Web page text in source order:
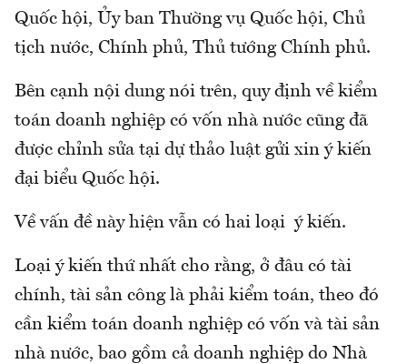
Quốc hội, Ủy ban Thường vụ Quốc hội, Chủ
tịch nước, Chính phủ, Thủ tướng Chính phủ.
Bên cạnh nội dung nói trên, quy định về kiểm
toán doanh nghiệp có vốn nhà nước cũng đã
được chỉnh sửa tại dự thảo luật gửi xin ý kiến
đại biểu Quốc hội.
Về vấn đề này hiện vẫn có hai loại ý kiến.
Loại ý kiến thứ nhất cho rằng, ở đâu có tài
chính, tài sản công là phải kiểm toán, theo đó
cần kiểm toán doanh nghiệp có vốn và tài sản
nhà nước, bao gồm cả doanh nghiệp do Nhà